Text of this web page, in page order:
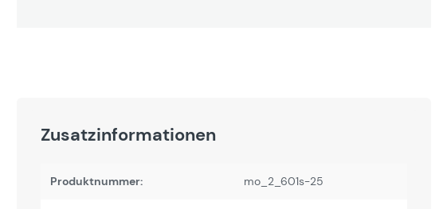
Zusatzinformationen
Produktnummer: mo_2_601s-25